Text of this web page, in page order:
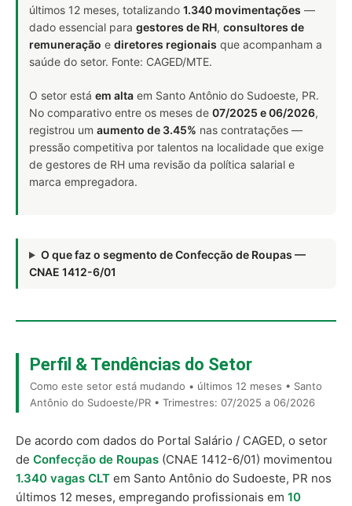
últimos 12 meses, totalizando 1.340 movimentações —
dado essencial para gestores de RH, consultores de
remuneração e diretores regionais que acompanham a
saúde do setor. Fonte: CAGED/MTE.
O setor está em alta em Santo Antônio do Sudoeste, PR.
No comparativo entre os meses de 07/2025 e 06/2026,
registrou um aumento de 3.45% nas contratações —
pressão competitiva por talentos na localidade que exige
de gestores de RH uma revisão da política salarial e
marca empregadora.
O que faz o segmento de Confecção de Roupas —
CNAE 1412-6/01
Perfil & Tendências do Setor
Como este setor está mudando • últimos 12 meses • Santo
Antônio do Sudoeste/PR • Trimestres: 07/2025 a 06/2026
De acordo com dados do Portal Salário / CAGED, o setor
de Confecção de Roupas (CNAE 1412-6/01) movimentou
1.340 vagas CLT em Santo Antônio do Sudoeste, PR nos
últimos 12 meses, empregando profissionais em 10